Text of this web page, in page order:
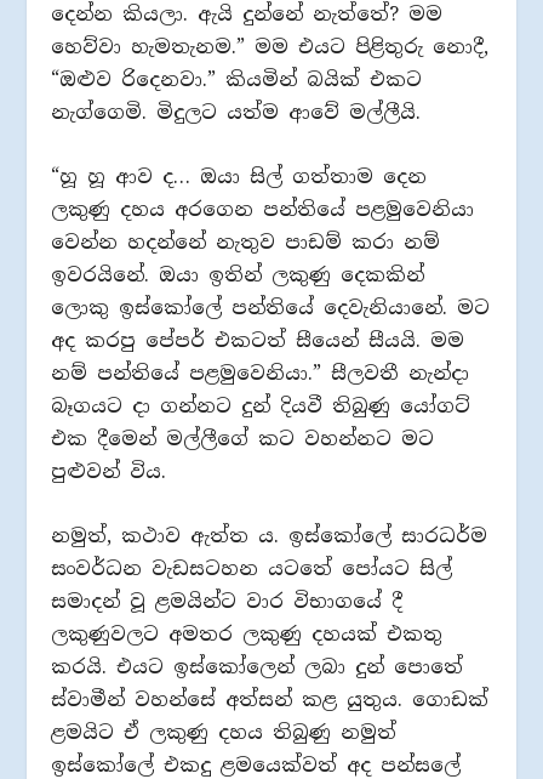
දෙන්න කියලා. ඇයි දුන්නේ නැත්තේ? මම
හෙව්වා හැමතැනම.” මම එයට පිළිතුරු නොදී,
“ඔළුව රිදෙනවා.” කියමින් බයික් එකට
නැග්ගෙමි. මිදුලට යත්ම ආවේ මල්ලීයි.
“හූ හූ ආව ද… ඔයා සිල් ගත්තාම දෙන
ලකුණු දහය අරගෙන පන්තියේ පළමුවෙනියා
වෙන්න හදන්නේ නැතුව පාඩම් කරා නම්
ඉවරයිනේ. ඔයා ඉතින් ලකුණු දෙකකින්
ලොකු ඉස්කෝලේ පන්තියේ දෙවැනියානේ. මට
අද කරපු පේපර් එකටත් සීයෙන් සීයයි. මම
නම් පන්තියේ පළමුවෙනියා.” සීලවතී නැන්දා
බෑගයට දා ගන්නට දුන් දියවී තිබුණු යෝගට්
එක දීමෙන් මල්ලීගේ කට වහන්නට මට
පුළුවන් විය.
නමුත්, කථාව ඇත්ත ය. ඉස්කෝලේ සාරධර්ම
සංවර්ධන වැඩසටහන යටතේ පෝයට සිල්
සමාදන් වූ ළමයින්ට වාර විභාගයේ දී
ලකුණුවලට අමතර ලකුණු දහයක් එකතු
කරයි. එයට ඉස්කෝලෙන් ලබා දුන් පොතේ
ස්වාමීන් වහන්සේ අත්සන් කළ යුතුය. ගොඩක්
ළමයිට ඒ ලකුණු දහය තිබුණු නමුත්
ඉස්කෝලේ එකදු ළමයෙක්වත් අද පන්සලේ